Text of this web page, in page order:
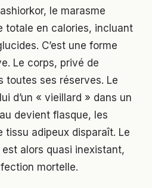
le marasme
totale en calories, incluant
C’est une forme
Le corps, privé de
toutes ses réserves. Le
d’un « vieillard » dans un
devient flasque, les
tissu adipeux disparaît. Le
alors quasi inexistant,
mortelle.